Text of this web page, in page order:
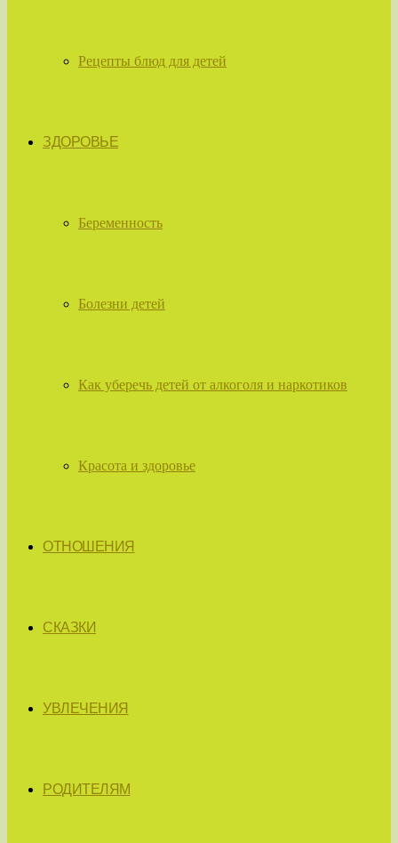
Рецепты блюд для детей
ЗДОРОВЬЕ
Беременность
Болезни детей
Как уберечь детей от алкоголя и наркотиков
Красота и здоровье
ОТНОШЕНИЯ
СКАЗКИ
УВЛЕЧЕНИЯ
РОДИТЕЛЯМ